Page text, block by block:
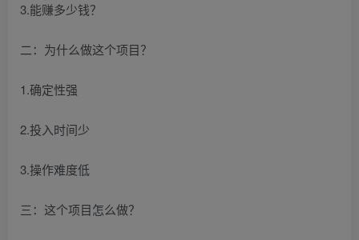
3.能赚多少钱？
二：为什么做这个项目？
1.确定性强
2.投入时间少
3.操作难度低
三：这个项目怎么做？